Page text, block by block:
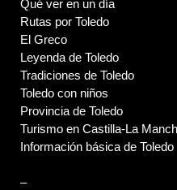
Qué ver en un día
Rutas por Toledo
El Greco
Leyenda de Toledo
Tradiciones de Toledo
Toledo con niños
Provincia de Toledo
Turismo en Castilla-La
Información básica de Toledo
–